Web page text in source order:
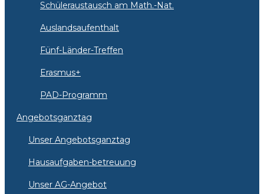
Schüleraustausch am Math.-Nat.
Auslandsaufenthalt
Fünf-Länder-Treffen
Erasmus+
PAD-Programm
Angebotsganztag
Unser Angebotsganztag
Hausaufgaben-betreuung
Unser AG-Angebot